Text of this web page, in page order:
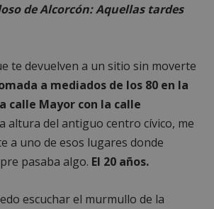
de Alcorcón: Aquellas tardes
te devuelven a un sitio sin moverte
a mediados de los 80 en la
calle Mayor con la calle
altura del antiguo centro cívico, me
a uno de esos lugares donde
pasaba algo. El 20 años.
escuchar el murmullo de la